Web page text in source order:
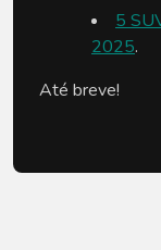
5
2025.
Até breve!